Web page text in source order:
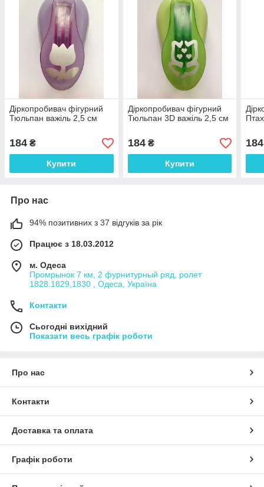
Діркопробивач фігурний
Тюльпан важіль 2,5 см
184 ₴
Купити
Діркопробивач фігурний
Тюльпан 3D важіль 2,5 см
184₴
Купити
184
Про нас
94% позитивних з 37 відгуків за рік
Працює з 18.03.2012
м. Одеса
Промрынок 7 км, 2 фурнитурный ряд, ролет
1828.1829,1830 , Одеса, Україна
Контакти
Сьогодні вихідний
Показати весь графік роботи
Про нас
Контакти
Доставка та оплата
Графік роботи